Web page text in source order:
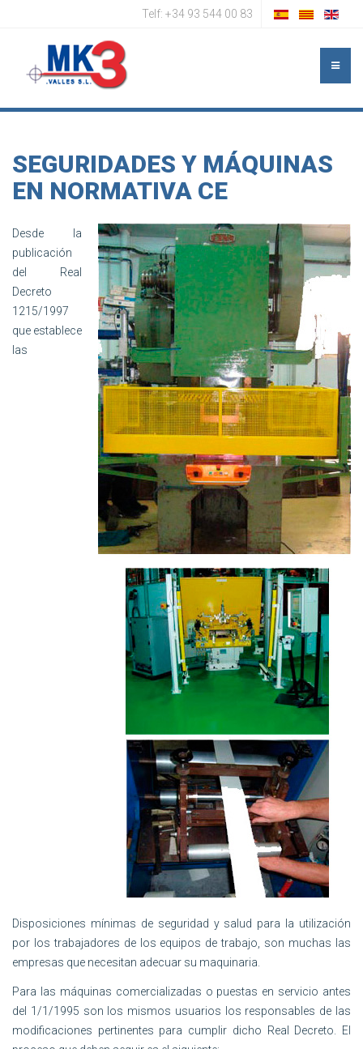
Telf: +34 93 544 00 83
SEGURIDADES Y MÁQUINAS
EN NORMATIVA CE
Desde la
publicación
del Real
Decreto
1215/1997
que establece
las
Disposiciones mínimas de seguridad y salud para la utilización
por los trabajadores de los equipos de trabajo, son muchas las
empresas que necesitan adecuar su maquinaria.
Para las máquinas comercializadas o puestas en servicio antes
del 1/1/1995 son los mismos usuarios los responsables de las
modificaciones pertinentes para cumplir dicho Real Decreto. El